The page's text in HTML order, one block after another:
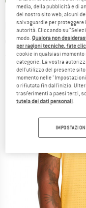
NIKE -Dri-FIT
corsa
(0)
media, della pubblicità e di
del nostro sito web; alcuni
salvaguardie per
autorità. Cliccando su
modo. Qualora non
per ragioni tecniche, fate
cookie in qualsiasi
categorie. La vostra
dell'utilizzo del presente sito
momento nelle
o rifiutata fin dall'inizio.
trasferimenti a paesi terzi,
tutela dei dati personali.
IMPOSTAZIONI